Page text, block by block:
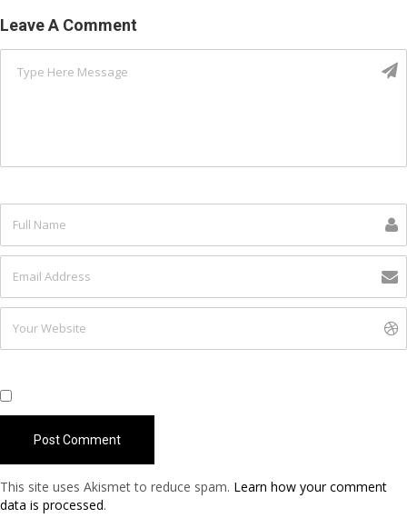
Leave A Comment
This site uses Akismet to reduce spam. Learn how your comment
data is processed.